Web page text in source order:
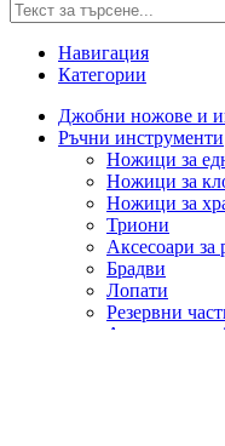
Навигация
Категории
Джобни ножове и
Ръчни инструменти
Ножици за
Ножици за
Ножици за
Триони
Аксесоари за
Брадви
Лопати
Резервни
Ашладисване/